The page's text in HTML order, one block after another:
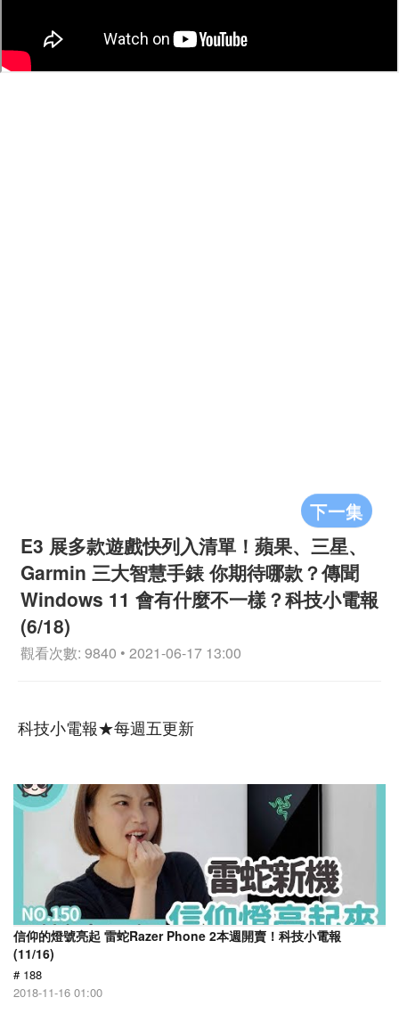
下一集
E3 展多款遊戲快列入清單！蘋果、三星、
Garmin 三大智慧手錶 你期待哪款？傳聞
Windows 11 會有什麼不一樣？科技小電報
(6/18)
觀看次數: 9840 • 2021-06-17 13:00
科技小電報★每週五更新
信仰的燈號亮起 雷蛇Razer Phone 2本週開賣！科技小電報
(11/16)
# 188
2018-11-16 01:00